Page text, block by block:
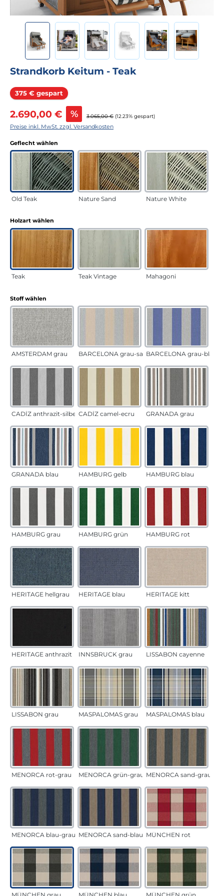
Strandkorb Keitum - Teak
375 € gespart Rabatt
Verkaufspreis:
2.690,00 € % Regulärer Preis:
3.065,00 € (12.23% gespart)
Preise inkl. MwSt. zzgl. Versandkosten
Geflecht wählen
Old Teak Nature Sand Nature White
Holzart wählen
Teak Teak Vintage Mahagoni
Stoff wählen
AMSTERDAM grau BARCELONA grau-sandBARCELONA grau-blau
CADÍZ anthrazit-silber CADÍZ camel-ecru GRANADA grau
GRANADA blau HAMBURG gelb HAMBURG blau
HAMBURG grau HAMBURG grün HAMBURG rot
HERITAGE hellgrau HERITAGE blau HERITAGE kitt
HERITAGE anthrazit INNSBRUCK grau LISSABON cayenne
LISSABON grau MASPALOMAS grau MASPALOMAS blau
MENORCA rot-grau MENORCA grün-grau MENORCA sand-grau
MENORCA blau-grau MENORCA sand-blau MÜNCHEN rot